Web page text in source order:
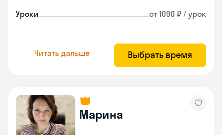
Уроки от 1090 ₽ / урок
Читать дальше Выбрать время
Марина